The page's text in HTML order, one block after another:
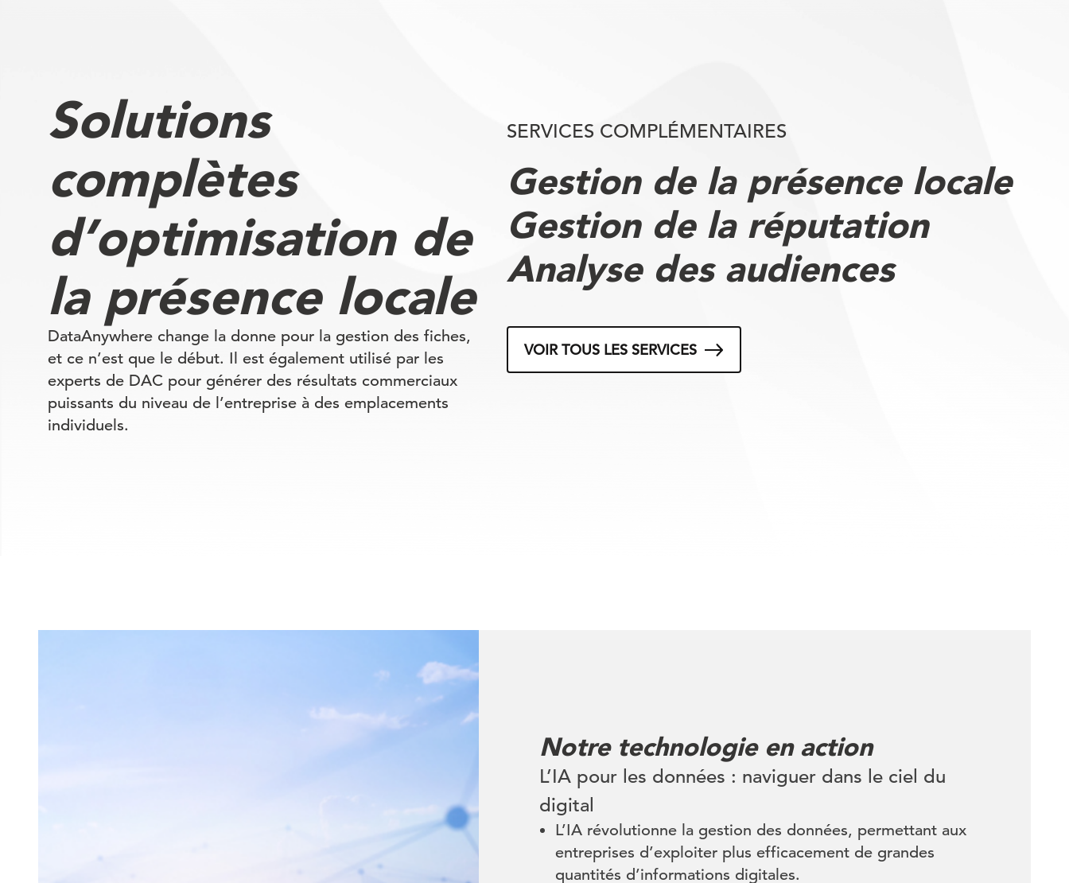
Solutions
complètes
d’optimisation de
la présence locale
DataAnywhere change la donne pour la gestion des fiches,
et ce n’est que le début. Il est également utilisé par les
experts de DAC pour générer des résultats commerciaux
puissants du niveau de l’entreprise à des emplacements
individuels.
SERVICES COMPLÉMENTAIRES
Gestion de la présence locale
Gestion de la réputation
Analyse des audiences
VOIR TOUS LES SERVICES
Notre technologie en action
L’IA pour les données : naviguer dans le ciel du
digital
L’IA révolutionne la gestion des données, permettant aux
entreprises d’exploiter plus efficacement de grandes
quantités d’informations digitales.